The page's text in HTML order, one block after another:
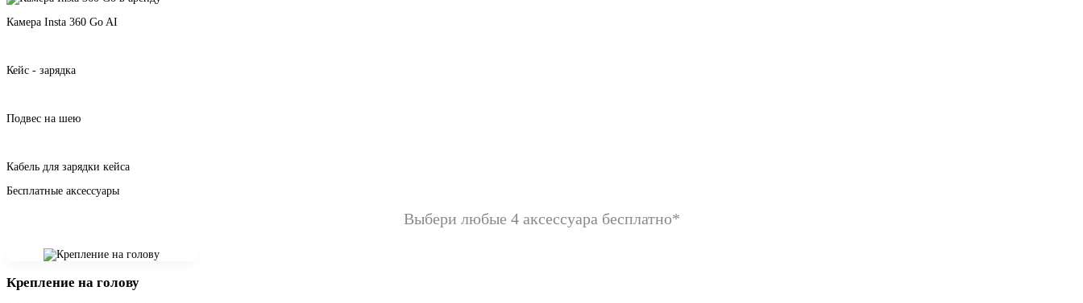
Камера Insta 360 Go AI
Кейс - зарядка
Подвес на шею
Кабель для зарядки кейса
Бесплатные аксессуары
Выбери любые 4 аксессуара бесплатно*
Крепление на голову